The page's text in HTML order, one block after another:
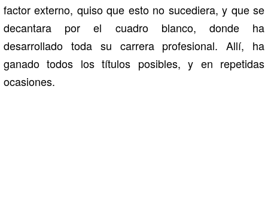
factor externo, quiso que esto no sucediera, y que se
decantara por el cuadro blanco, donde ha
desarrollado toda su carrera profesional. Allí, ha
ganado todos los títulos posibles, y en repetidas
ocasiones.